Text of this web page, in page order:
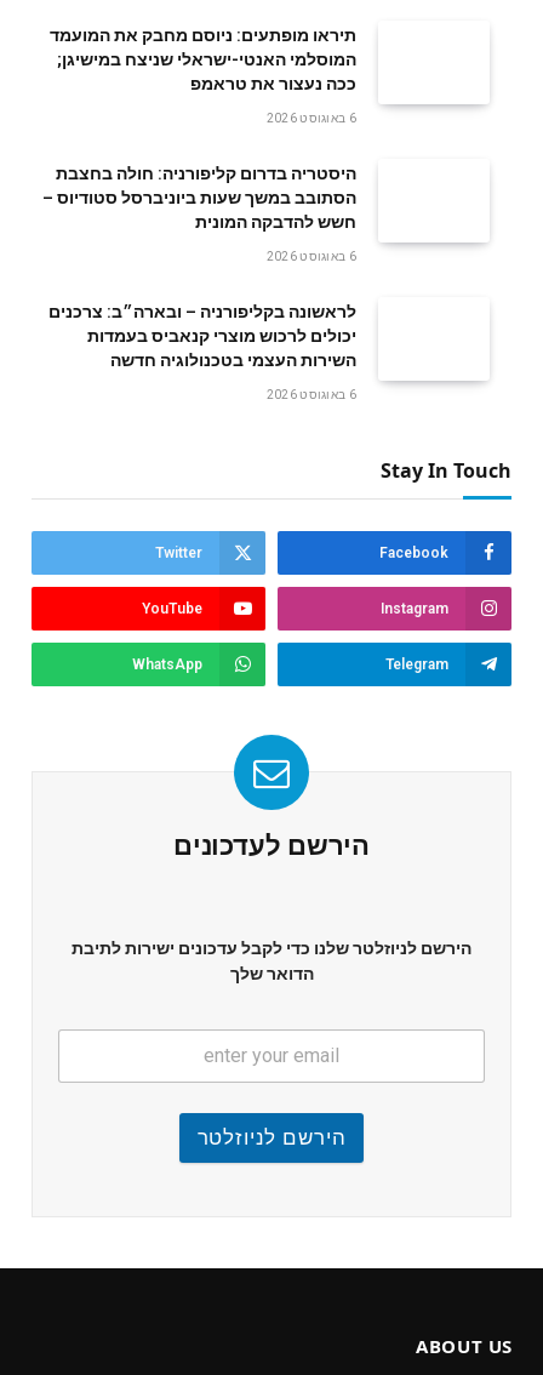
תיראו מופתעים: ניוסם מחבק את המועמד
המוסלמי האנטי-ישראלי שניצח במישיגן;
ככה נעצור את טראמפ
6 באוגוסט 2026
היסטריה בדרום קליפורניה: חולה בחצבת
הסתובב במשך שעות ביוניברסל סטודיוס –
חשש להדבקה המונית
6 באוגוסט 2026
לראשונה בקליפורניה – ובארה״ב: צרכנים
יכולים לרכוש מוצרי קנאביס בעמדות
השירות העצמי בטכנולוגיה חדשה
6 באוגוסט 2026
Stay In Touch
Facebook
Twitter
Instagram
YouTube
Telegram
WhatsApp
הירשם לעדכונים
הירשם לניוזלטר שלנו כדי לקבל עדכונים ישירות לתיבת
הדואר שלך
הירשם לניוזלטר
ABOUT US